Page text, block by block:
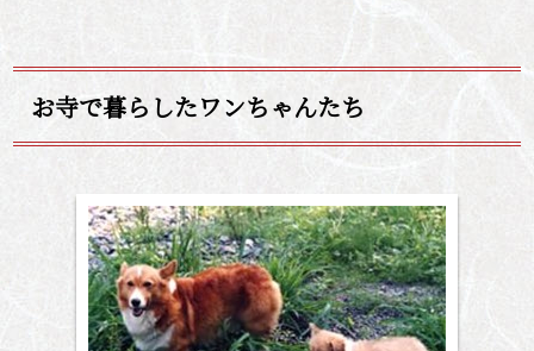
お寺で暮らしたワンちゃんたち